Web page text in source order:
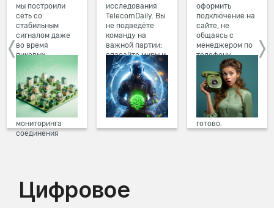
мы построили
сеть со
стабильным
сигналом даже
во время
пиковых
нагрузок в
вечернее время.
Мы постоянно
обновляем наше
оборудование в
домах, а система
мониторинга
соединения
исследования
TelecomDaily. Вы
не подведёте
команду на
важной партии:
спасайте миры и
побеждайте с
друзьями в
онлайн-играх.
оформить
подключение на
сайте, не
общаясь с
менеджером по
телефону.
Просто в три
клика заполните
форму заявки на
сайте, выберите
дату и время
подключения,
готово.
Цифровое